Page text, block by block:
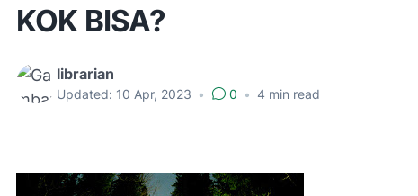
KOK BISA?
librarian
Updated: 10 Apr, 2023 • 0 • 4 min read